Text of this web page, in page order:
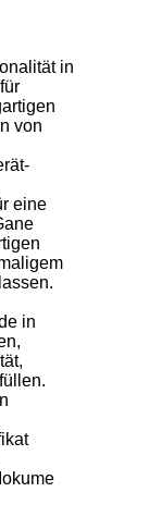
in
von
eine
in